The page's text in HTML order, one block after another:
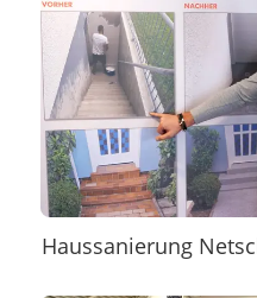
Haussanierung